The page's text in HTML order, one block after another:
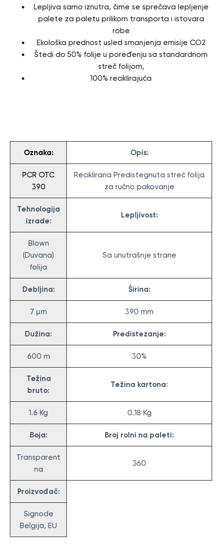
Lepljiva samo iznutra, čime se sprečava lepljenje
palete za paletu prilikom transporta i istovara
robe
Ekološka prednost usled smanjenja emisije CO2
Štedi do 50% folije u poređenju sa standardnom
streč folijom,
100% reciklirajuća
Oznaka: Opis:
PCR OTC
390
Reciklirana Predistegnuta streć folija
za ručno pakovanje
Tehnologija
izrade:
Lepljivost:
Blown
(Duvana)
folija
Sa unutrašnje strane
Debljina: Širina:
7 µm 390 mm
Dužina: Predistezanje:
600 m 30%
Težina
bruto:
Težina kartona:
1.6 Kg 0.18 Kg
Boja: Broj rolni na paleti:
Transparent
na
360
Proizvođač:
Signode
Belgija, EU